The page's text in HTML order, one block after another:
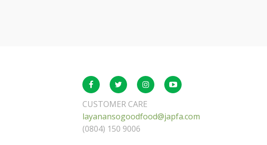
CUSTOMER CARE
layanansogoodfood@japfa.com
(0804) 150 9006